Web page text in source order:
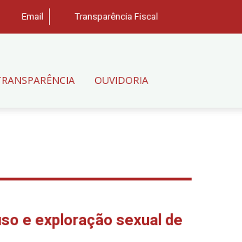
Email Transparência Fiscal
OUVIDORIA
e exploração sexual de